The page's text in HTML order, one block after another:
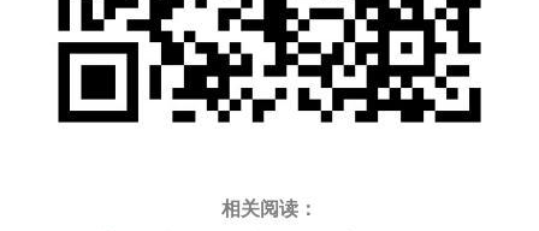
相关阅读：